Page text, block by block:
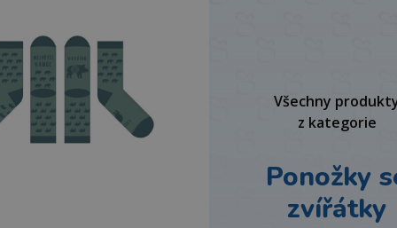
Všechny
z kategorie
Ponožky
zvířátky